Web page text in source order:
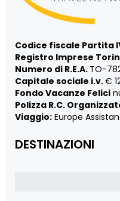
Codice fiscale Partita
Registro Imprese
Numero di R.E.A. TO-
Capitale sociale i.v.€
Fondo Vacanze Felici
Polizza R.C.
Viaggio: Europe
DESTINAZIONI